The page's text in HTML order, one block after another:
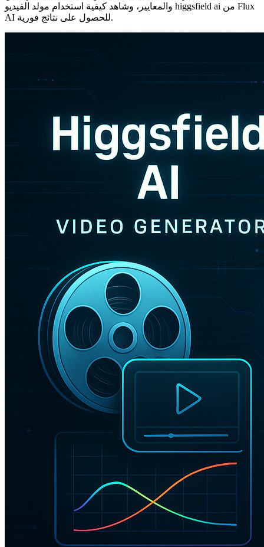
والمعايير، وشاهد كيفية استخدام مولد الفيديو higgsfield ai من Flux
AI للحصول على نتائج فورية.